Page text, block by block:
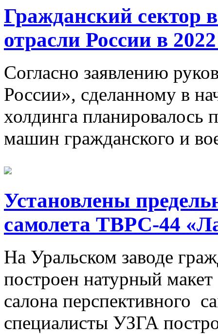
Гражданский сектор
отрасли России в 2022
Согласно заявлению
России», сделанному в
холдинга планировалось
машин гражданского и
Установлены
самолета ТВРС-44
На Уральском заводе
построен натурный
салона перспективного
специалисты УЗГА